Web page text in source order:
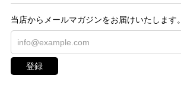
当店からメールマガジンをお届けいたします。
登録